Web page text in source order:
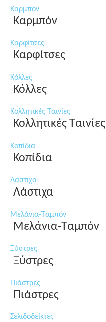
Καρμπόν
Καρμπόν
Καρφίτσες
Καρφίτσες
Κόλλες
Κόλλες
Κολλητικές Ταινίες
Κολλητικές Ταινίες
Κοπίδια
Κοπίδια
Λάστιχα
Λάστιχα
Μελάνια-Ταμπόν
Μελάνια-Ταμπόν
Ξύστρες
Ξύστρες
Πιάστρες
Πιάστρες
Σελιδοδείκτες